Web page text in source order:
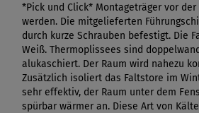
*Pick und Click* Montageträger vor
werden. Die mitgelieferten
durch kurze Schrauben befestigt. Die
Weiß. Thermoplissees sind
alukaschiert. Der Raum wird nahezu
Zusätzlich isoliert das Faltstore im
sehr effektiv, der Raum unter dem
spürbar wärmer an. Diese Art von